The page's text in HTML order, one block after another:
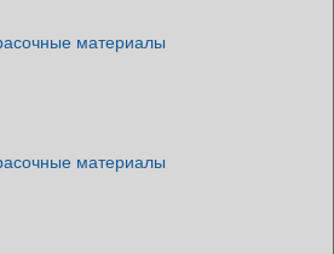
материалы
материалы